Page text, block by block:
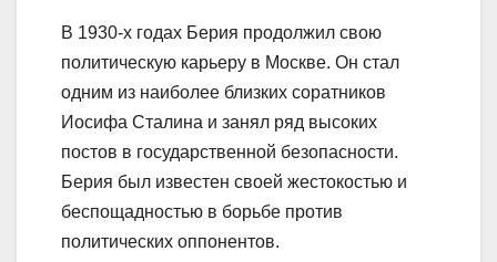
В 1930-х годах Берия продолжил свою
политическую карьеру в Москве. Он стал
одним из наиболее близких соратников
Иосифа Сталина и занял ряд высоких
постов в государственной безопасности.
Берия был известен своей жестокостью и
беспощадностью в борьбе против
политических оппонентов.